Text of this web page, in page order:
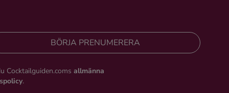
BÖRJA PRENUMERERA
Cocktailguiden.coms allmänna
.